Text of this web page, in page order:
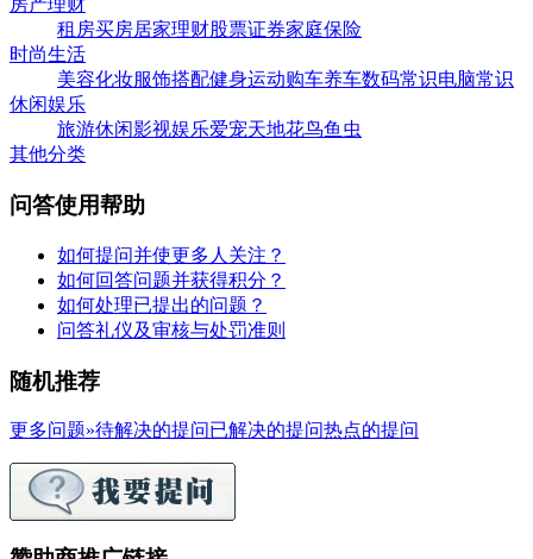
房产理财
租房买房居家理财股票证券家庭保险
时尚生活
美容化妆服饰搭配健身运动购车养车数码常识电脑常识
休闲娱乐
旅游休闲影视娱乐爱宠天地花鸟鱼虫
其他分类
问答使用帮助
如何提问并使更多人关注？
如何回答问题并获得积分？
如何处理已提出的问题？
问答礼仪及审核与处罚准则
随机推荐
更多问题»待解决的提问已解决的提问热点的提问